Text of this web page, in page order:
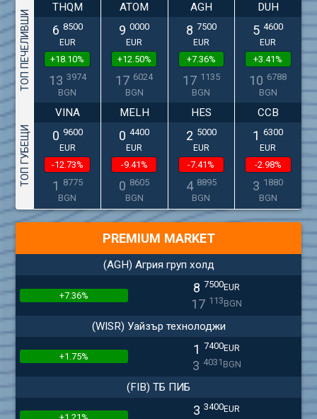
ТОП ПЕЧЕЛИВШИ
THQM
6 8500
EUR
+18.10%
13 3974
BGN
ATOM
9 0000
EUR
+12.50%
17 6024
BGN
AGH
8 7500
EUR
+7.36%
17 1135
BGN
DUH
5 4600
EUR
+3.41%
10 6788
BGN
ТОП ГУБЕЩИ
VINA
0 9600
EUR
-12.73%
1 8775
BGN
MELH
0 4400
EUR
-9.41%
0 8605
BGN
HES
2 5000
EUR
-7.41%
4 8895
BGN
CCB
1 6300
EUR
-2.98%
3 1880
BGN
PREMIUM MARKET
(AGH) Агрия груп холд
+7.36% 8 7500EUR
17 113 BGN
(WISR) Уайзър технолоджи
+1.75% 1 7400EUR
3 4031 BGN
(FIB) ТБ ПИБ
3 3400EUR